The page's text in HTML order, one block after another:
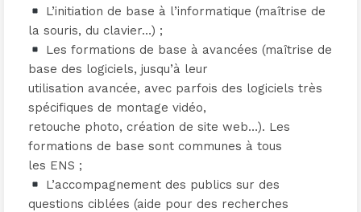
L’initiation de base à l’informatique (maîtrise de
la souris, du clavier…) ;
Les formations de base à avancées (maîtrise de
base des logiciels, jusqu’à leur
utilisation avancée, avec parfois des logiciels très
spécifiques de montage vidéo,
retouche photo, création de site web…). Les
formations de base sont communes à tous
les ENS ;
L’accompagnement des publics sur des
questions ciblées (aide pour des recherches